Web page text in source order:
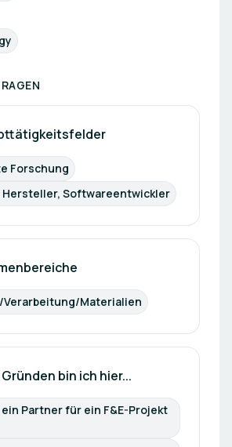
Forschung
Hersteller, Softwareentwickler
Materialien
bin ich hier...
Partner für ein F&E-Projekt